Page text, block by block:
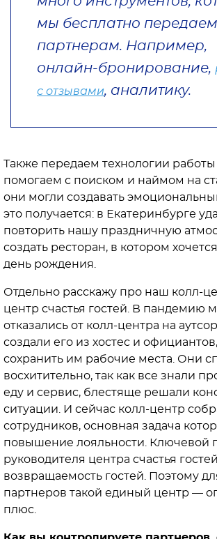
мы бесплатно передаем
партнерам. Например,
онлайн-бронирование,
с отзывами, аналитику.
Также передаем технологии
помогаем с поиском и наймом на
они могли создавать
это получается: в Екатеринбурге
повторить нашу праздничную
создать ресторан, в котором
день рождения.
Отдельно расскажу про наш колл-
центр счастья гостей. В пандемию
отказались от колл-центра на
создали его из хостес и
сохранить им рабочие места. Они
восхитительно, так как все знали
еду и сервис, блестяще решали
ситуации. И сейчас колл-центр
сотрудников, основная задача
повышение лояльности. Ключевой
руководителя центра счастья
возвращаемость гостей. Поэтому
партнеров такой единый центр —
плюс.